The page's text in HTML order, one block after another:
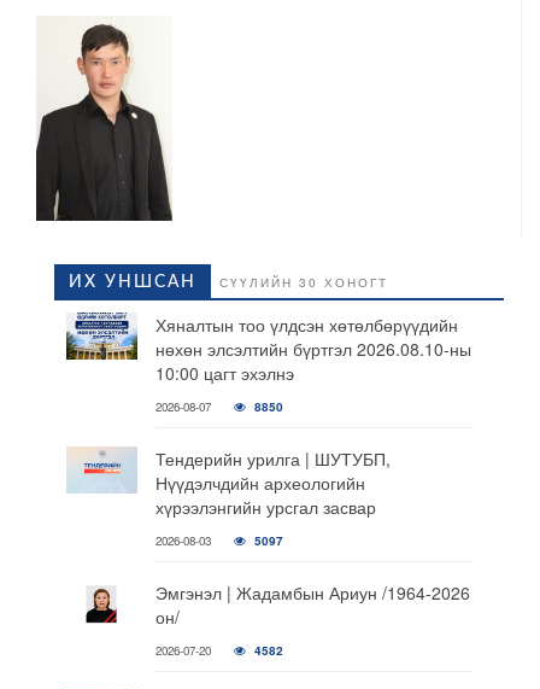
ИХ УНШСАН СҮҮЛИЙН 30 ХОНОГТ
Хяналтын тоо үлдсэн хөтөлбөрүүдийн
нөхөн элсэлтийн бүртгэл 2026.08.10-ны
10:00 цагт эхэлнэ
2026-08-07 8850
Тендерийн урилга | ШУТУБП,
Нүүдэлчдийн археологийн
хүрээлэнгийн урсгал засвар
2026-08-03 5097
Эмгэнэл | Жадамбын Ариун /1964-2026
он/
2026-07-20 4582